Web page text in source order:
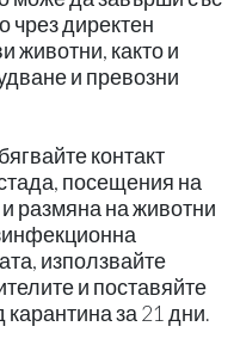
чрез директен
животни, както и
и превозни
контакт
посещения на
размяна на животни
използвайте
и поставяйте
за 21 дни.